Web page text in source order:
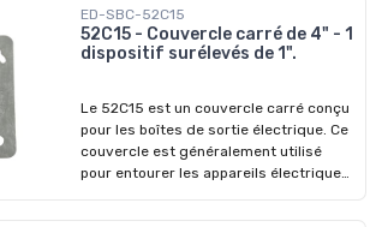
offrant ainsi une protection et une
apparence soignée. Caractéristiques
principales : - Matériau : Acier -
conçu pour être installé sur la boîte -
Non-cloisonnable
ED-SBC-52C15
52C15 - Couvercle carré de 4" - 1
dispositif surélevés de 1".
Le 52C15 est un couvercle carré conçu
pour les boîtes de sortie électrique. Ce
couvercle est généralement utilisé
pour entourer les appareils électriques,